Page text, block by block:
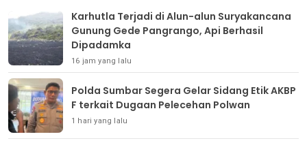
Karhutla Terjadi di Alun-alun Suryakancana
Gunung Gede Pangrango, Api Berhasil
Dipadamka
16 jam yang lalu
Polda Sumbar Segera Gelar Sidang Etik AKBP
F terkait Dugaan Pelecehan Polwan
1 hari yang lalu